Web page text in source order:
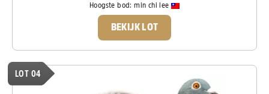
Hoogste bod:min chi lee
BEKIJK LOT
LOT 04